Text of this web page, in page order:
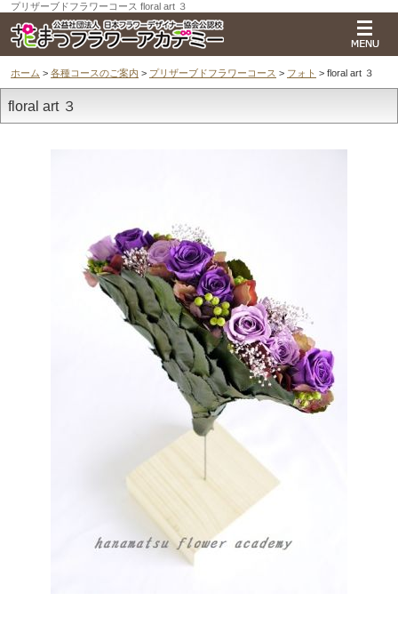
プリザーブドフラワーコース floral art ３
ホーム > 各種コースのご案内 > プリザーブドフラワーコース > フォト > floral art ３
floral art ３